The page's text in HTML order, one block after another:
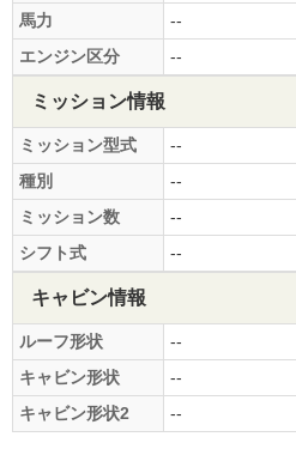
馬力
--
エンジン区分
--
ミッション情報
ミッション型式
--
種別
--
ミッション数
--
シフト式
--
キャビン情報
ルーフ形状
--
キャビン形状
--
キャビン形状2
--